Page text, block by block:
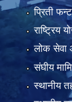
प्रिती
राष्ट्रिय
लोक सेवा
संघीय
स्थानीय